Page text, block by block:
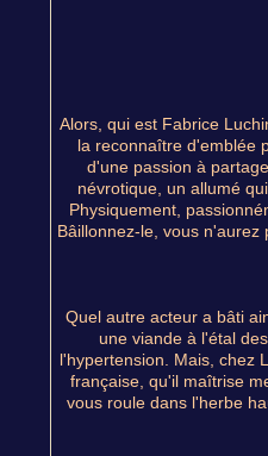
Alors, qui est Fabrice
la reconnaître d'emblée
d'une passion à
névrotique, un allumé
Physiquement,
Bâillonnez-le, vous
Quel autre acteur a bâti
une viande à l'étal
l'hypertension. Mais, chez
française, qu'il maîtrise
vous roule dans l'herbe